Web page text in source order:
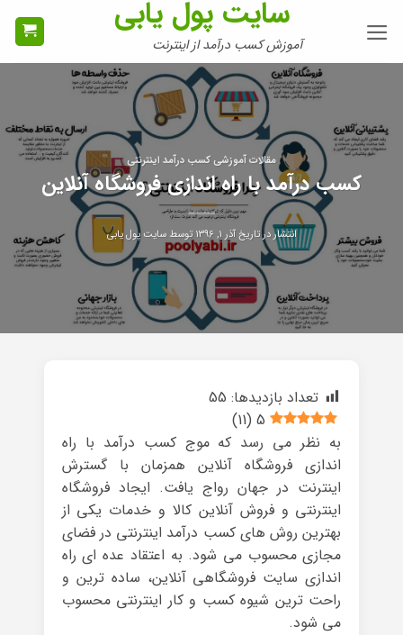
سایت پول یابی
آموزش کسب درآمد از اینترنت
مقالات آموزشی کسب درآمد اینترنتی
کسب درآمد با راه اندازی فروشگاه آنلاین
انتشار در تاریخآذر ۱, ۱۳۹۶ توسطسایت پول یابی
تعداد بازدیدها: 55
5
(
11
)
به نظر می رسد که موج کسب درآمد با راه
اندازی فروشگاه آنلاین همزمان با گسترش
اینترنت در جهان رواج یافت. ایجاد فروشگاه
اینترنتی و فروش آنلاین کالا و خدمات یکی از
بهترین روش های کسب درآمد اینترنتی در فضای
مجازی محسوب می شود. به اعتقاد عده ای راه
اندازی سایت فروشگاهی آنلاین، ساده ترین و
راحت ترین شیوه کسب و کار اینترنتی محسوب
می شود.